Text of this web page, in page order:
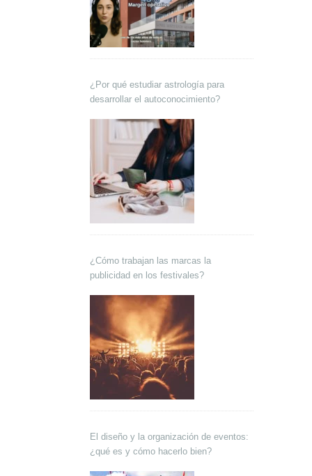
¿Por qué estudiar astrología para
desarrollar el autoconocimiento?
¿Cómo trabajan las marcas la
publicidad en los festivales?
El diseño y la organización de eventos:
¿qué es y cómo hacerlo bien?